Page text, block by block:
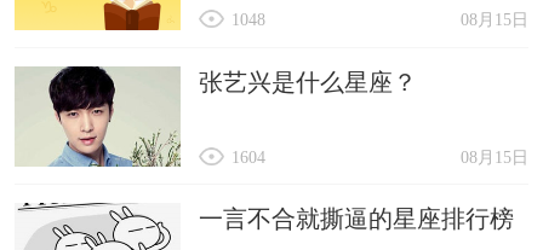
08月15日
1048
张艺兴是什么星座？
08月15日
1604
一言不合就撕逼的星座排行榜